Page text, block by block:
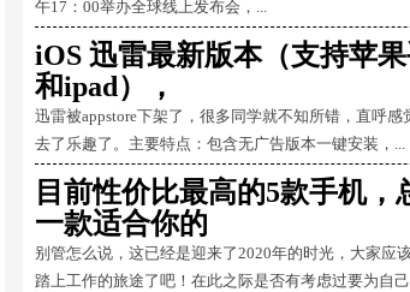
午17：00举办全球线上发布会，...
iOS 迅雷最新版本（支持苹
和ipad），
迅雷被appstore下架了，很多同学就不知所错，直呼感
去了乐趣了。主要特点：包含无广告版本一键安装，...
目前性价比最高的5款手机，
一款适合你的
别管怎么说，这已经是迎来了2020年的时光，大家应
踏上工作的旅途了吧！在此之际是否有考虑过要为自